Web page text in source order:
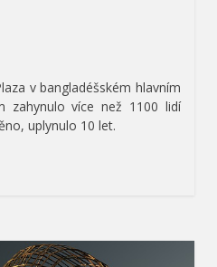
v bangladéšském hlavním
zahynulo více než 1100 lidí
uplynulo 10 let.